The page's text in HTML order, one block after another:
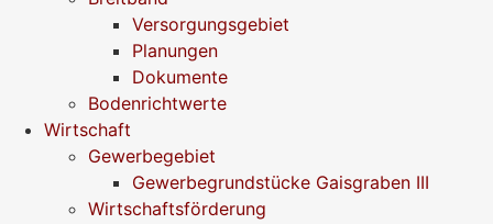
Versorgungsgebiet
Planungen
Dokumente
Bodenrichtwerte
Wirtschaft
Gewerbegebiet
Gewerbegrundstücke Gaisgraben III
Wirtschaftsförderung